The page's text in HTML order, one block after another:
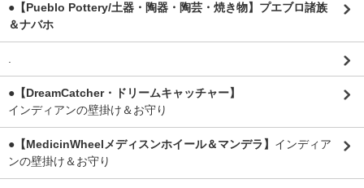
●【Pueblo Pottery/土器・陶器・陶芸・焼き物】プエブロ諸族
＆ナバホ
●【DreamCatcher・ドリームキャッチャー】
インディアンの壁掛け＆お守り
●【MedicinWheelメディスンホイール＆マンデラ】 インディア
ンの壁掛け＆お守り